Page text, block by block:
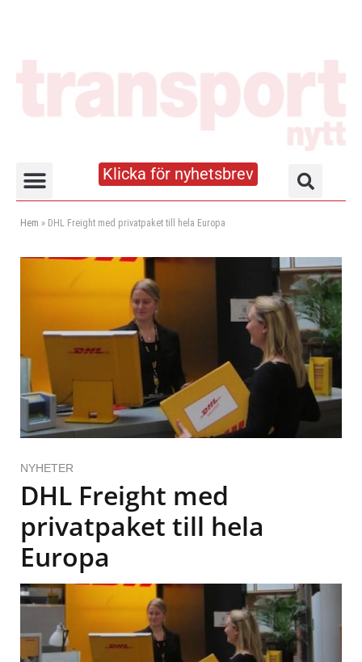
Klicka för nyhetsbrev
Hem » DHL Freight med privatpaket till hela Europa
NYHETER
DHL Freight med
privatpaket till hela
Europa